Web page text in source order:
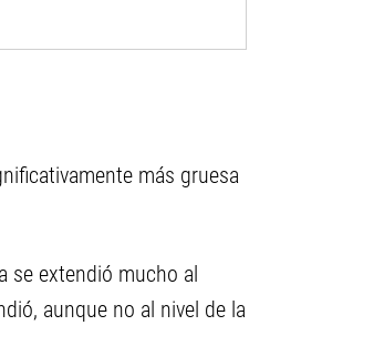
más gruesa
se extendió mucho al
aunque no al nivel de la